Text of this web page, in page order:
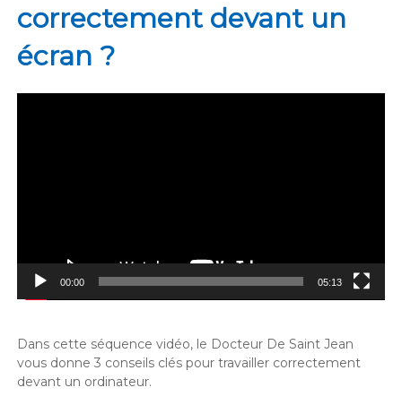
correctement devant un
écran ?
00:00 05:13
Dans cette séquence vidéo, le Docteur De Saint Jean
vous donne 3 conseils clés pour travailler correctement
devant un ordinateur.